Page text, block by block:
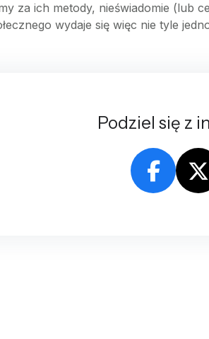
za ich metody, nieświadomie (lub
wydaje się więc nie tyle
Podziel się z